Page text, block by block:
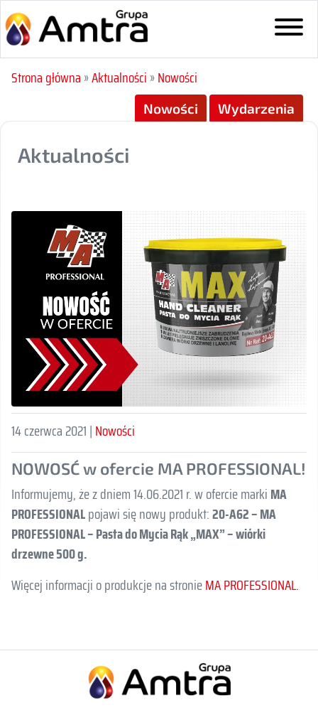
Strona główna »Aktualności » Nowości
Nowości Wydarzenia
Aktualności
14 czerwca 2021 | Nowości
NOWOSĆ w ofercie MA PROFESSIONAL!
Informujemy, że z dniem 14.06.2021 r. w ofercie marki MA
PROFESSIONALpojawi się nowy produkt:20-A62 – MA
PROFESSIONAL – Pasta do Mycia Rąk „MAX” – wiórki
drzewne 500 g.
Więcej informacji o produkcje na stronieMA PROFESSIONAL.